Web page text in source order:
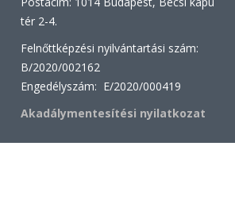
tér 2-4.
Felnőttképzési nyilvántartási szám:
B/2020/002162
Engedélyszám: E/2020/000419
Akadálymentesítési nyilatkozat